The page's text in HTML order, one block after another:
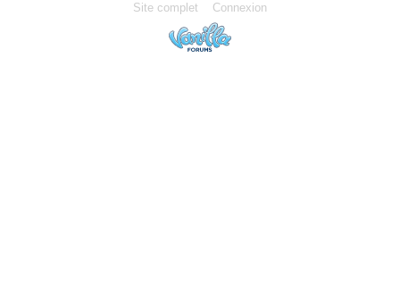
Site complet Connexion